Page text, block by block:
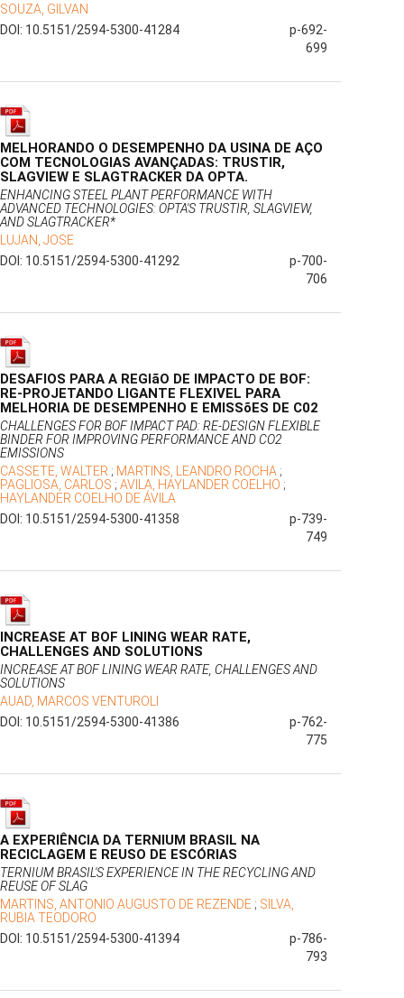
SOUZA, GILVAN
DOI: 10.5151/2594-5300-41284
p-692-
699
MELHORANDO O DESEMPENHO DA USINA DE AÇO
COM TECNOLOGIAS AVANÇADAS: TRUSTIR,
SLAGVIEW E SLAGTRACKER DA OPTA.
ENHANCING STEEL PLANT PERFORMANCE WITH
ADVANCED TECHNOLOGIES: OPTA'S TRUSTIR, SLAGVIEW,
AND SLAGTRACKER*
LUJAN, JOSE
DOI: 10.5151/2594-5300-41292
p-700-
706
DESAFIOS PARA A REGIãO DE IMPACTO DE BOF:
RE-PROJETANDO LIGANTE FLEXIVEL PARA
MELHORIA DE DESEMPENHO E EMISSõES DE C02
CHALLENGES FOR BOF IMPACT PAD: RE-DESIGN FLEXIBLE
BINDER FOR IMPROVING PERFORMANCE AND CO2
EMISSIONS
CASSETE, WALTER ; MARTINS, LEANDRO ROCHA ;
PAGLIOSA, CARLOS ; AVILA, HAYLANDER COELHO ;
HAYLANDER COELHO DE ÁVILA
DOI: 10.5151/2594-5300-41358
p-739-
749
INCREASE AT BOF LINING WEAR RATE,
CHALLENGES AND SOLUTIONS
INCREASE AT BOF LINING WEAR RATE, CHALLENGES AND
SOLUTIONS
AUAD, MARCOS VENTUROLI
DOI: 10.5151/2594-5300-41386
p-762-
775
A EXPERIÊNCIA DA TERNIUM BRASIL NA
RECICLAGEM E REUSO DE ESCÓRIAS
TERNIUM BRASIL'S EXPERIENCE IN THE RECYCLING AND
REUSE OF SLAG
MARTINS, ANTONIO AUGUSTO DE REZENDE ; SILVA,
RUBIA TEODORO
DOI: 10.5151/2594-5300-41394
p-786-
793